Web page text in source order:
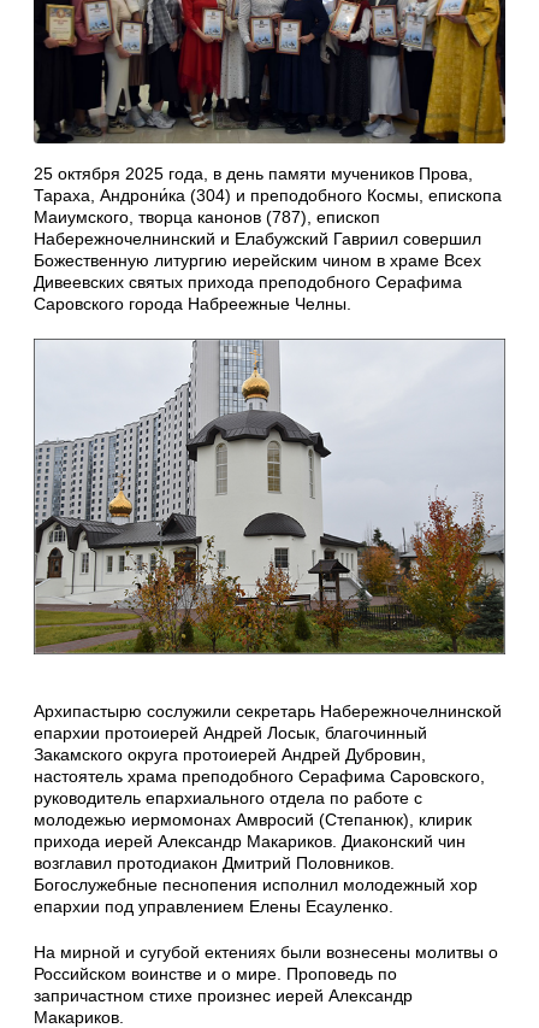
25 октября 2025 года, в день памяти мучеников Прова,
Тараха, Андрони́ка (304) и преподобного Космы, епископа
Маиумского, творца канонов (787), епископ
Набережночелнинский и Елабужский Гавриил совершил
Божественную литургию иерейским чином в храме Всех
Дивеевских святых прихода преподобного Серафима
Саровского города Набреежные Челны.
Архипастырю сослужили секретарь Набережночелнинской
епархии протоиерей Андрей Лосык, благочинный
Закамского округа протоиерей Андрей Дубровин,
настоятель храма преподобного Серафима Саровского,
руководитель епархиального отдела по работе с
молодежью иермомонах Амвросий (Степанюк), клирик
прихода иерей Александр Макариков. Диаконский чин
возглавил протодиакон Дмитрий Половников.
Богослужебные песнопения исполнил молодежный хор
епархии под управлением Елены Есауленко.
На мирной и сугубой ектениях были вознесены молитвы о
Российском воинстве и о мире. Проповедь по
запричастном стихе произнес иерей Александр
Макариков.